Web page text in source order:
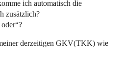
ich automatisch die
zusätzlich?
derzeitigen GKV(TKK) wie